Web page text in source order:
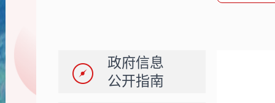
政府信息
公开指南